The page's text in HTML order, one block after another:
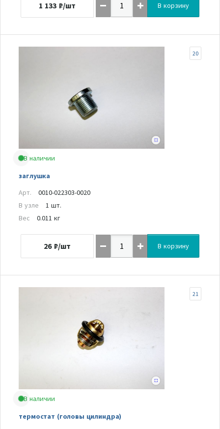
1 133 ₽/шт В корзину
В наличии
заглушка
20
Арт.
0010-022303-0020
В узле
1 шт.
Вес
0.011 кг
26 ₽/шт В корзину
В наличии
термостат (головы цилиндра)
21